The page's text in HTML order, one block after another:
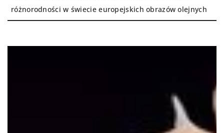
różnorodności w świecie europejskich obrazów olejnych